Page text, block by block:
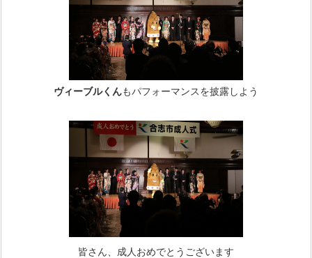
ヴィーブルくんもパフォーマンスを披露しよう
皆さん、成人おめでとうございます